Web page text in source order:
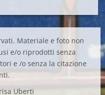
Materiale e foto non
e/o riprodotti senza
e /o senza la citazione
Uberti